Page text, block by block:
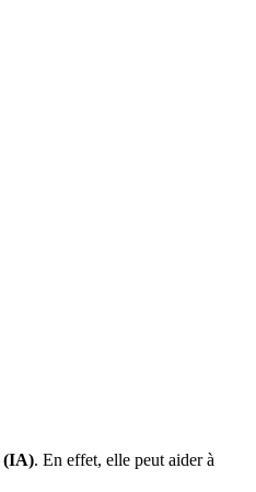
(IA). En effet, elle peut aider à